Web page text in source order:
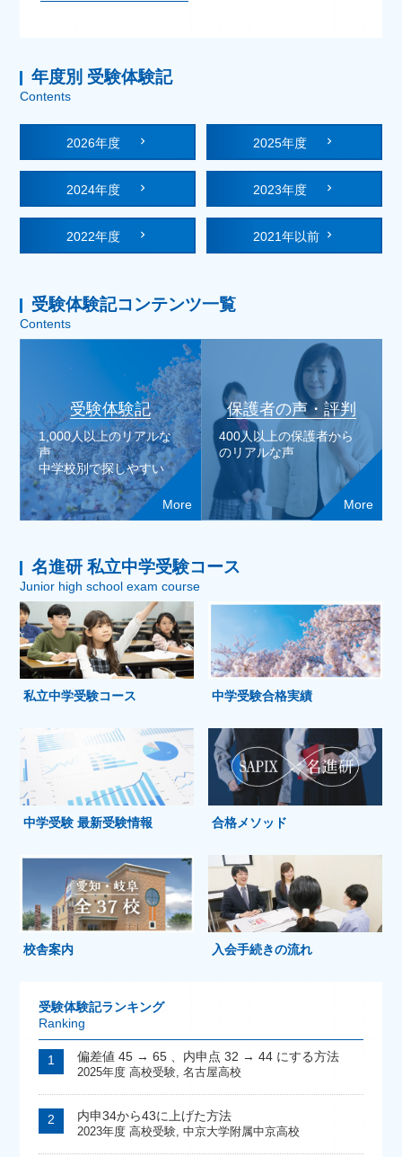
年度別 受験体験記
Contents
2026年度 2025年度
2024年度 2023年度
2022年度 2021年以前
受験体験記コンテンツ一覧
Contents
受験体験記
1,000人以上のリアルな
声
中学校別で探しやすい
More
保護者の声・評判
400人以上の保護者から
のリアルな声
More
名進研 私立中学受験コース
Junior high school exam course
私立中学受験コース 中学受験合格実績
中学受験 最新受験情報 合格メソッド
校舎案内 入会手続きの流れ
受験体験記ランキング
Ranking
偏差値 45 → 65 、内申点 32 → 44 にする方法
2025年度 高校受験, 名古屋高校
内申34から43に上げた方法
2023年度 高校受験, 中京大学附属中京高校